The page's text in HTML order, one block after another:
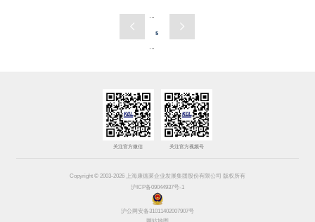
···
5
···
关注官方微信 关注官方视频号
Copyright © 2003-2026 上海康德莱企业发展集团股份有限公司 版权所有
沪ICP备09044937号-1
沪公网安备31011402007907号